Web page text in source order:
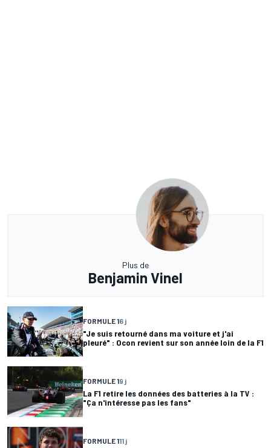
Plus de
Benjamin Vinel
FORMULE 16 j
"Je suis retourné dans ma voiture et j'ai
pleuré" : Ocon revient sur son année loin de la F1
FORMULE 19 j
La F1 retire les données des batteries à la TV :
"Ça n'intéresse pas les fans"
FORMULE 111 j